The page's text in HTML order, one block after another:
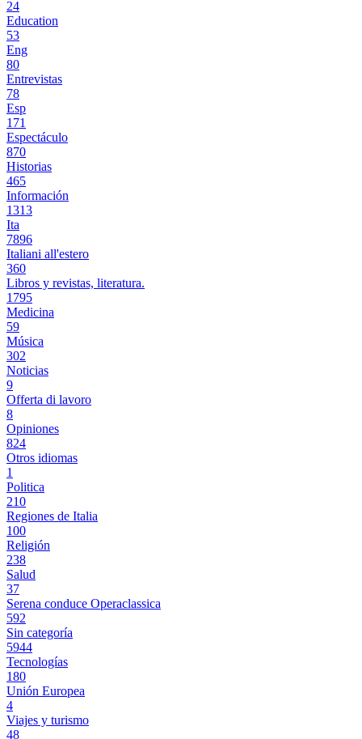
24
Education
53
Eng
80
Entrevistas
78
Esp
171
Espectáculo
870
Historias
465
Información
1313
Ita
7896
Italiani all'estero
360
Libros y revistas, literatura.
1795
Medicina
59
Música
302
Noticias
9
Offerta di lavoro
8
Opiniones
824
Otros idiomas
1
Politica
210
Regiones de Italia
100
Religión
238
Salud
37
Serena conduce Operaclassica
592
Sin categoría
5944
Tecnologías
180
Unión Europea
4
Viajes y turismo
48